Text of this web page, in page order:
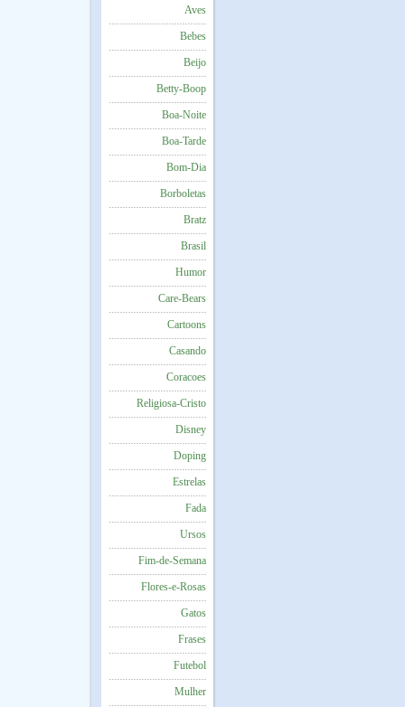
Aves
Bebes
Beijo
Betty-Boop
Boa-Noite
Boa-Tarde
Bom-Dia
Borboletas
Bratz
Brasil
Humor
Care-Bears
Cartoons
Casando
Coracoes
Religiosa-Cristo
Disney
Doping
Estrelas
Fada
Ursos
Fim-de-Semana
Flores-e-Rosas
Gatos
Frases
Futebol
Mulher